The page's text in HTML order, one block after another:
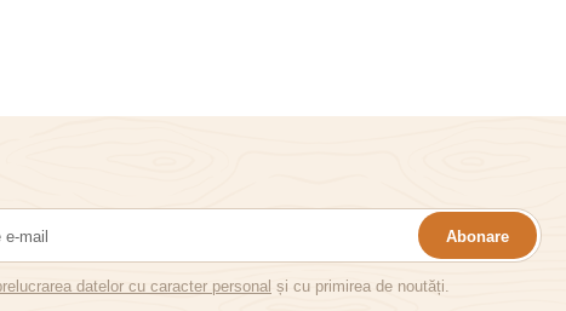
Abonare
datelor cu caracter personal și cu primirea de noutăți.